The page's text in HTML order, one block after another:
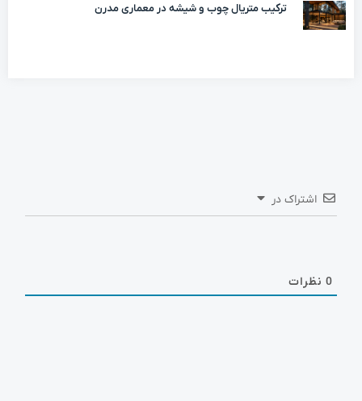
ترکیب متریال چوب و شیشه در معماری مدرن
اشتراک در
0 نظرات